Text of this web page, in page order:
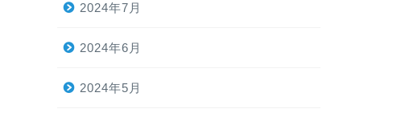
2024年7月
2024年6月
2024年5月